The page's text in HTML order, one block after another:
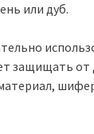
или дуб.
защищать от